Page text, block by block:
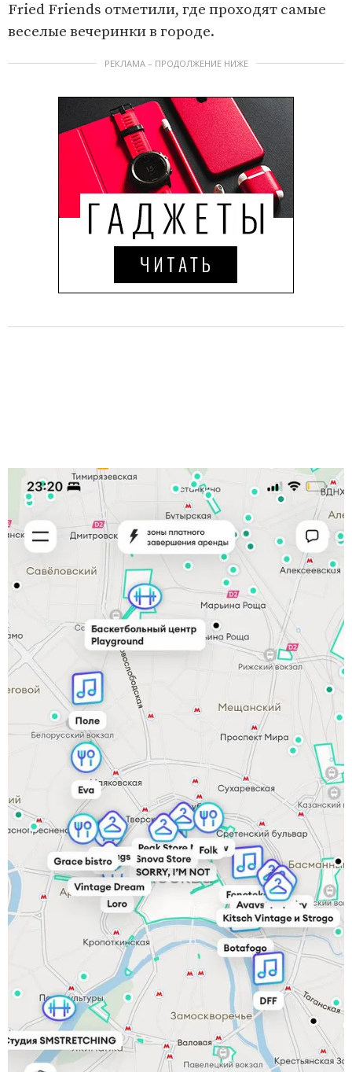
Fried Friends отметили, где проходят самые
веселые вечеринки в городе.
РЕКЛАМА – ПРОДОЛЖЕНИЕ НИЖЕ